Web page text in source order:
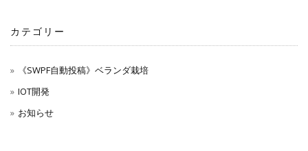
カテゴリー
《SWPF自動投稿》ベランダ栽培
IOT開発
お知らせ